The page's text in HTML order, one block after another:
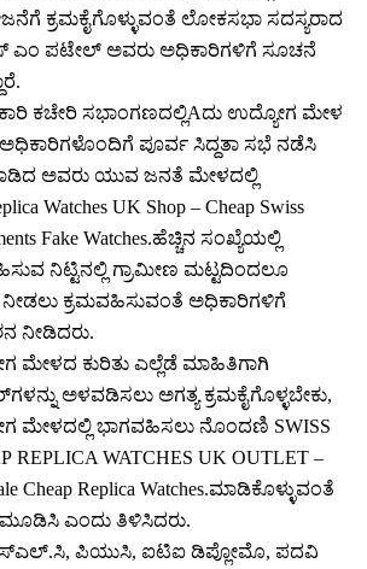
ಕ್ರಮಕೈಗೊಳ್ಳುವಂತೆ ಲೋಕಸಭಾ ಸದಸ್ಯರಾದ
ಎಂ ಪಟೇಲ್ ಅವರು ಅಧಿಕಾರಿಗಳಿಗೆ ಸೂಚನೆ
ಕಚೇರಿ ಸಭಾಂಗಣದಲ್ಲಿAದು ಉದ್ಯೋಗ ಮೇಳ
ಅಧಿಕಾರಿಗಳೊಂದಿಗೆ ಪೂರ್ವ ಸಿದ್ದತಾ ಸಭೆ ನಡೆಸಿ
ಅವರು ಯುವ ಜನತೆ ಮೇಳದಲ್ಲಿ
Watches UK Shop – Cheap Swiss
Fake Watches.ಹೆಚ್ಚಿನ ಸಂಖ್ಯೆಯಲ್ಲಿ
ನಿಟ್ಟಿನಲ್ಲಿ ಗ್ರಾಮೀಣ ಮಟ್ಟದಿಂದಲೂ
ನೀಡಲು ಕ್ರಮವಹಿಸುವಂತೆ ಅಧಿಕಾರಿಗಳಿಗೆ
ನೀಡಿದರು.
ಮೇಳದ ಕುರಿತು ಎಲ್ಲೆಡೆ ಮಾಹಿತಿಗಾಗಿ
ಅಳವಡಿಸಲು ಅಗತ್ಯ ಕ್ರಮಕೈಗೊಳ್ಳಬೇಕು,
ಮೇಳದಲ್ಲಿ ಭಾಗವಹಿಸಲು ನೊಂದಣಿ SWISS
REPLICA WATCHES UK OUTLET –
Cheap Replica Watches.ಮಾಡಿಕೊಳ್ಳುವಂತೆ
ಎಂದು ತಿಳಿಸಿದರು.
ಪಿಯುಸಿ, ಐಟಿಐ ಡಿಪ್ಲೋಮೊ, ಪದವಿ